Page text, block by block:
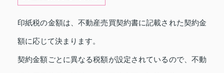
印紙税の金額は、不動産売買契約書に記載された契約金
額に応じて決まります。
契約金額ごとに異なる税額が設定されているので、不動